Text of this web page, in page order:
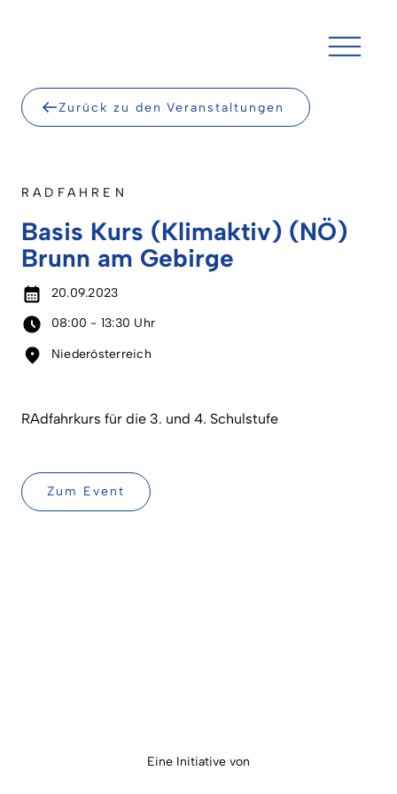
Zurück zu den Veranstaltungen
RADFAHREN
Basis Kurs (Klimaktiv) (NÖ)
Brunn am Gebirge
20.09.2023
08:00 - 13:30 Uhr
Niederösterreich
RAdfahrkurs für die 3. und 4. Schulstufe
Zum Event
Eine Initiative von